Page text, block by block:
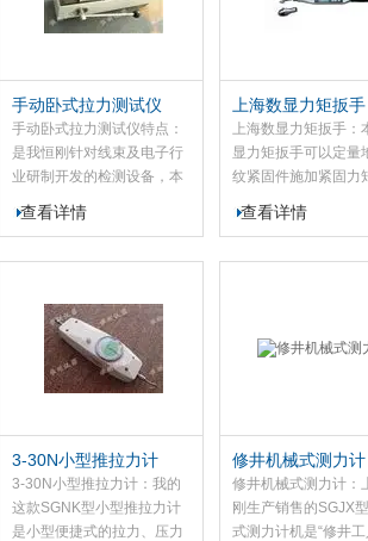
手动卧式拉力测试仪
手动卧式拉力测试仪特点：
是我恒刚针对线束及电子行
业研制开发的检测设备，本
款于检测线束接线端子的拉
脱力。可配置NK、HF推拉
特点。
查看详情
上海数显力矩扳手
上海数显力矩扳手：
显力矩扳手可以定量
纹紧固件施加紧固力
数字的形式显示紧固
大小。该数显力矩扳
查看详情
3-30N小型推拉力计
3-30N小型推拉力计：我的
这款SGNK型小型推拉力计
是小型便捷式的拉力、压力
修井机械式测力计
修井机械式测力计：
刚生产销售的SGJX
式测力计机是“修井